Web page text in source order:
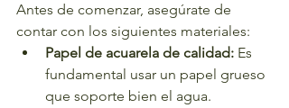
Antes de comenzar, asegúrate de
contar con los siguientes materiales:
Papel de acuarela de calidad: Es
fundamental usar un papel grueso
que soporte bien el agua.